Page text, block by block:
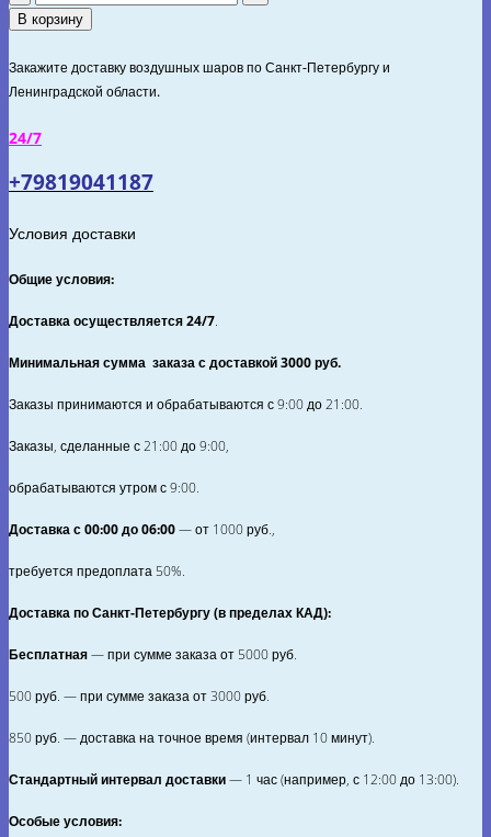
товара
(18"/46
см.)
С
Рождением
(
авокадо
В корзину
Закажите доставку воздушных шаров по Санкт-Петербургу и
Ленинградской области.
24/7
+79819041187
Условия доставки
Общие условия:
Доставка осуществляется 24/7.
Минимальная сумма заказа с доставкой 3000 руб.
Заказы принимаются и обрабатываются с 9:00 до 21:00.
Заказы, сделанные с 21:00 до 9:00,
обрабатываются утром с 9:00.
Доставка с 00:00 до 06:00— от 1000руб.,
требуется предоплата 50%.
Доставка по Санкт‑Петербургу (в пределах КАД):
Бесплатная— при сумме заказа от 5000руб.
500руб. — при сумме заказа от3000руб.
850руб. — доставка на точное время (интервал 10 минут).
Стандартный интервал доставки— 1 час (например, с 12:00 до 13:00).
Особые условия: